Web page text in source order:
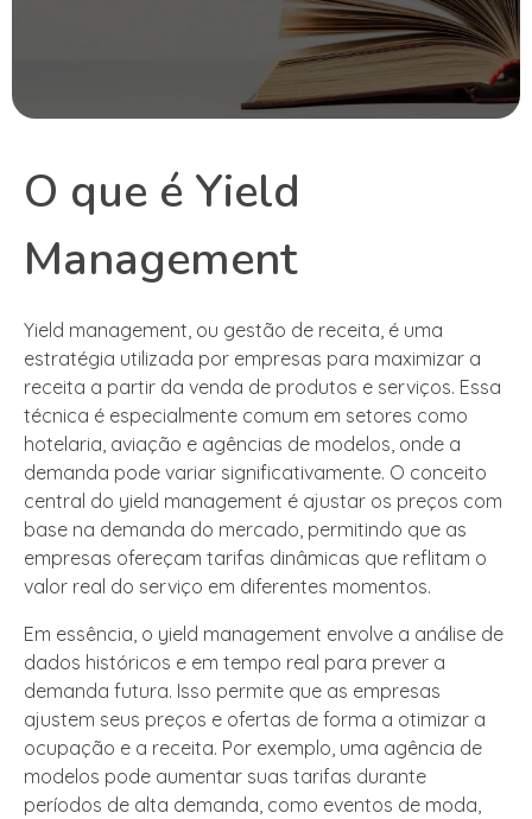
O que é Yield
Management
Yield management, ou gestão de receita, é uma
estratégia utilizada por empresas para maximizar a
receita a partir da venda de produtos e serviços. Essa
técnica é especialmente comum em setores como
hotelaria, aviação e agências de modelos, onde a
demanda pode variar significativamente. O conceito
central do yield management é ajustar os preços com
base na demanda do mercado, permitindo que as
empresas ofereçam tarifas dinâmicas que reflitam o
valor real do serviço em diferentes momentos.
Em essência, o yield management envolve a análise de
dados históricos e em tempo real para prever a
demanda futura. Isso permite que as empresas
ajustem seus preços e ofertas de forma a otimizar a
ocupação e a receita. Por exemplo, uma agência de
modelos pode aumentar suas tarifas durante
períodos de alta demanda, como eventos de moda,